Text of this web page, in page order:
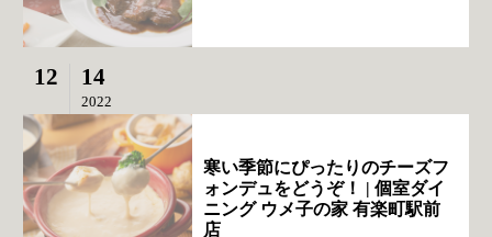
12 14
2022
寒い季節にぴったりのチーズフ
ォンデュをどうぞ！ | 個室ダイ
ニング ウメ子の家 有楽町駅前
店